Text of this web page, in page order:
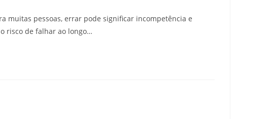
muitas pessoas, errar pode significar incompetência e
risco de falhar ao longo…